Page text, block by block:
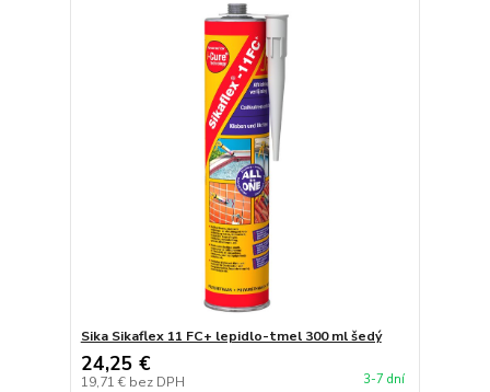
Sika Sikaflex 11 FC+ lepidlo-tmel 300 ml šedý
24,25 €
19,71 € bez DPH 3-7 dní